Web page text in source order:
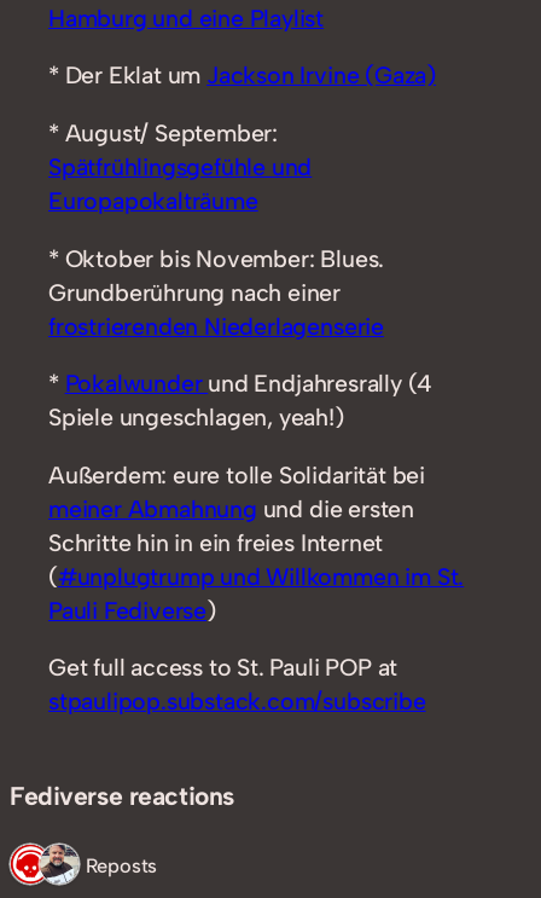
Hamburg und eine Playlist
* Der Eklat um Jackson Irvine (Gaza)
* August/ September:
Spätfrühlingsgefühle und
Europapokalträume
* Oktober bis November: Blues.
Grundberührung nach einer
frostrierenden Niederlagenserie
* Pokalwunder und Endjahresrally (4
Spiele ungeschlagen, yeah!)
Außerdem: eure tolle Solidarität bei
meiner Abmahnung und die ersten
Schritte hin in ein freies Internet
(#unplugtrump und Willkommen im St.
Pauli Fediverse)
Get full access to St. Pauli POP at
stpaulipop.substack.com/subscribe
Fediverse reactions
2 Reposts